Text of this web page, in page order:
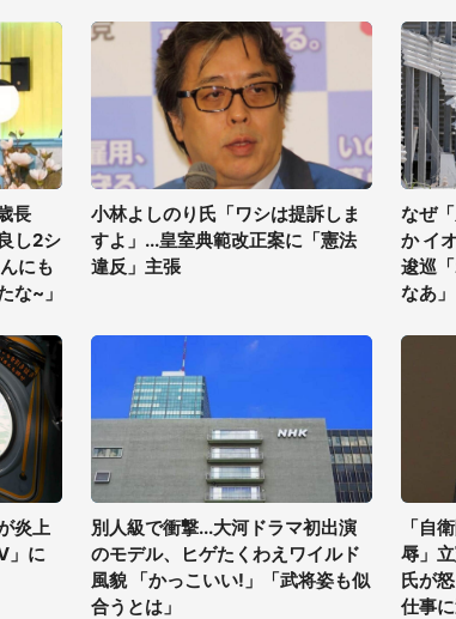
長
し2シ
にも
な~」
小林よしのり氏「ワシは提訴しま
すよ」...皇室典範改正案に「憲法
違反」主張
なぜ
か イ
逡巡
なあ」
炎上
」に
別人級で衝撃...大河ドラマ初出演
のモデル、ヒゲたくわえワイルド
風貌 「かっこいい!」「武将姿も似
合うとは」
「自
辱」
氏が
仕事に